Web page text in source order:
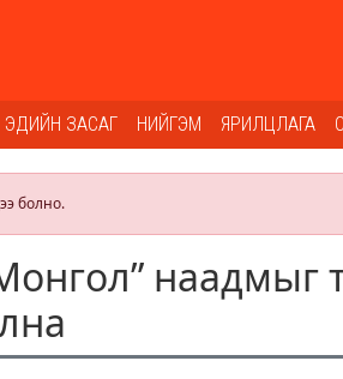
ЭДИЙН ЗАСАГ НИЙГЭМ ЯРИЛЦЛАГА
болно.
наадмыг